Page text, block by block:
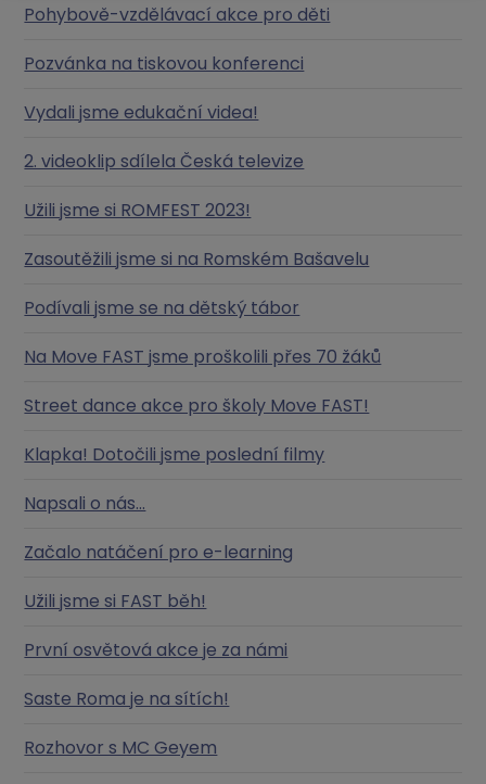
Pohybově-vzdělávací akce pro děti
Pozvánka na tiskovou konferenci
Vydali jsme edukační videa!
2. videoklip sdílela Česká televize
Užili jsme si ROMFEST 2023!
Zasoutěžili jsme si na Romském Bašavelu
Podívali jsme se na dětský tábor
Na Move FAST jsme proškolili přes 70 žáků
Street dance akce pro školy Move FAST!
Klapka! Dotočili jsme poslední filmy
Napsali o nás...
Začalo natáčení pro e-learning
Užili jsme si FAST běh!
První osvětová akce je za námi
Saste Roma je na sítích!
Rozhovor s MC Geyem